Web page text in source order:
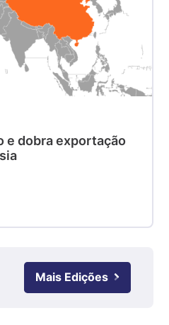
e dobra exportação
Mais Edições